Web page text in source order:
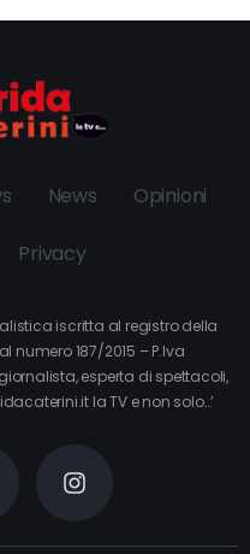
News Opinioni
Privacy
iscritta al registro della
numero 187/2015 – P.Iva
esperta di spettacoli,
la TV e non solo…’